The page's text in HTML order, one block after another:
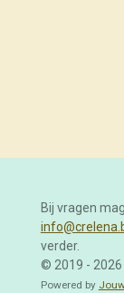
Bij vragen
verder.
© 2019 - 2026
Powered by